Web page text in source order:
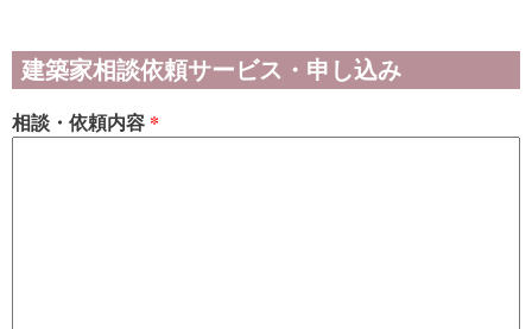
建築家相談依頼サービス・申し込み
相談・依頼内容 *